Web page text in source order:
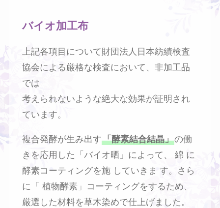
バイオ加工布
上記各項目について財団法人日本紡績検査
協会による厳格な検査において、非加工品
では
考えられないような絶大な効果が証明され
ています。
複合発酵が生み出す「酵素結合結晶」の働
きを応用した「バイオ晒」によって、 綿 に
酵素コーティングを施 していきま す。さら
に「 植物酵素」コーティングをするため、
厳選した材料を草木染めで仕上げました。